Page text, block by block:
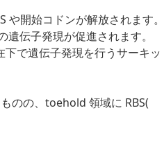
開始コドンが解放されます。
伝子発現が促進されます。
で遺伝子発現を行うサーキッ
のの、toehold 領域に RBS(